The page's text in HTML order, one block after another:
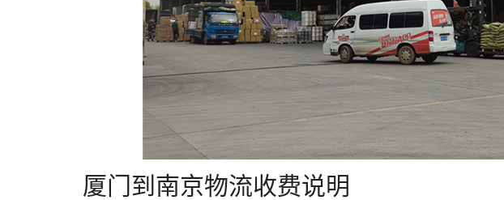
厦门到南京物流收费说明